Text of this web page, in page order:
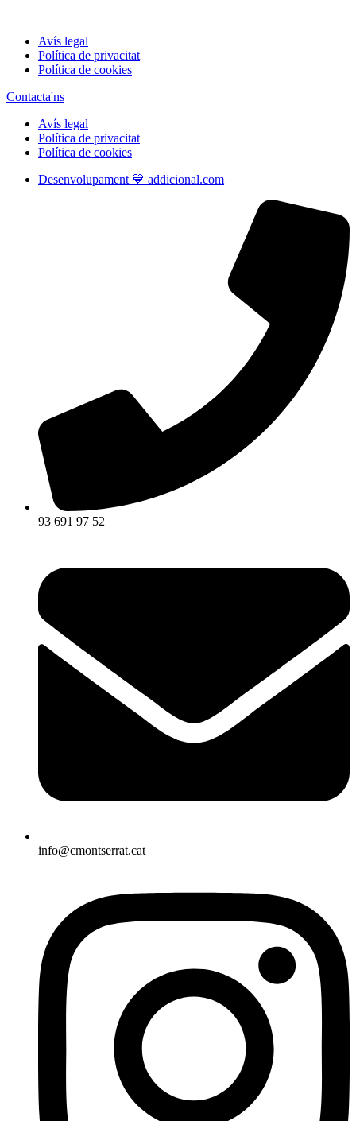
Avís legal
Política de privacitat
Política de cookies
Contacta'ns
Avís legal
Política de privacitat
Política de cookies
Desenvolupament 💙 addicional.com
93 691 97 52
info@cmontserrat.cat